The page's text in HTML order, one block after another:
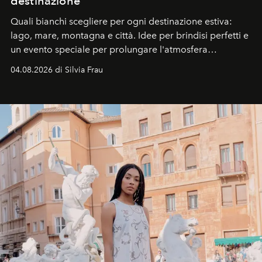
Quali bianchi scegliere per ogni destinazione estiva:
lago, mare, montagna e città. Idee per brindisi perfetti e
un evento speciale per prolungare l'atmosfera
04.08.2026 di Silvia Frau